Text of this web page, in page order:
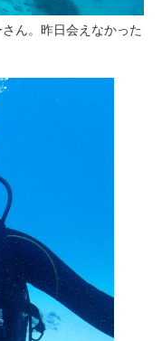
ん。昨日会えなかった